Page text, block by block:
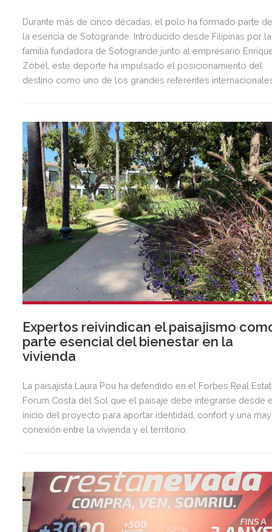
Durante más de cinco décadas, el polo ha formado parte
la esencia de Sotogrande. Introducido desde Filipinas por la
familia fundadora de Sotogrande junto al empresario
Zóbel, este deporte ha impulsado el posicionamiento del
destino como uno de los grandes referentes
exclusiva agenda social.
Expertos reivindican el paisajismo
parte esencial del bienestar en la
vivienda
La paisajista Laura Pou ha defendido en el Forbes Real
Forum Costa del Sol que el paisaje debe integrarse desde
inicio del proyecto para aportar identidad, confort y una
conexión entre la vivienda y el territorio.